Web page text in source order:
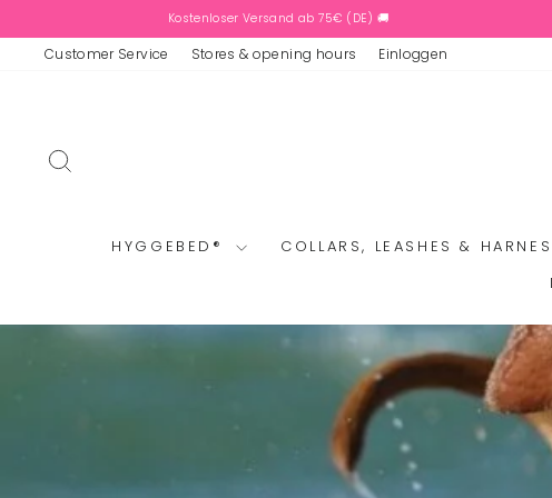
content
Kostenloser Versand ab 75€ (DE) 🚚
Customer Service Stores & opening hours Einloggen
HYGGEBED® COLLARS, LEASHES &